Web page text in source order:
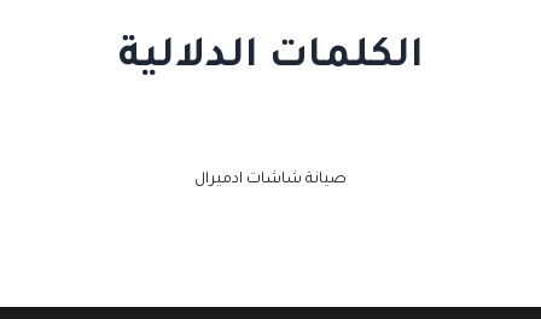
الكلمات الدلالية
صيانة شاشات ادميرال